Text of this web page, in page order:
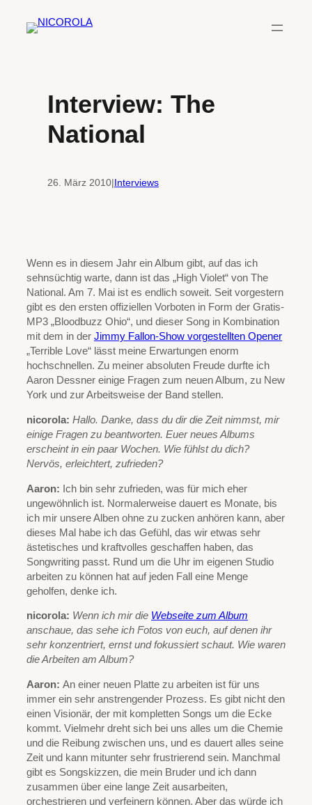
Inhalt
Interview: The
National
26. März 2010|Interviews
Wenn es in diesem Jahr ein Album gibt, auf das ich
sehnsüchtig warte, dann ist das „High Violet“ von The
National. Am 7. Mai ist es endlich soweit. Seit vorgestern
gibt es den ersten offiziellen Vorboten in Form der Gratis-
MP3 „Bloodbuzz Ohio“, und dieser Song in Kombination
mit dem in der Jimmy Fallon-Show vorgestellten Opener
„Terrible Love“ lässt meine Erwartungen enorm
hochschnellen. Zu meiner absoluten Freude durfte ich
Aaron Dessner einige Fragen zum neuen Album, zu New
York und zur Arbeitsweise der Band stellen.
nicorola: Hallo. Danke, dass du dir die Zeit nimmst, mir
einige Fragen zu beantworten. Euer neues Albums
erscheint in ein paar Wochen. Wie fühlst du dich?
Nervös, erleichtert, zufrieden?
Aaron: Ich bin sehr zufrieden, was für mich eher
ungewöhnlich ist. Normalerweise dauert es Monate, bis
ich mir unsere Alben ohne zu zucken anhören kann, aber
dieses Mal habe ich das Gefühl, das wir etwas sehr
ästetisches und kraftvolles geschaffen haben, das
Songwriting passt. Rund um die Uhr im eigenen Studio
arbeiten zu können hat auf jeden Fall eine Menge
geholfen, denke ich.
nicorola: Wenn ich mir die Webseite zum Album
anschaue, das sehe ich Fotos von euch, auf denen ihr
sehr konzentriert, ernst und fokussiert schaut. Wie waren
die Arbeiten am Album?
Aaron: An einer neuen Platte zu arbeiten ist für uns
immer ein sehr anstrengender Prozess. Es gibt nicht den
einen Visionär, der mit kompletten Songs um die Ecke
kommt. Vielmehr dreht sich bei uns alles um die Chemie
und die Reibung zwischen uns, und es dauert alles seine
Zeit und kann mitunter sehr frustrierend sein. Manchmal
gibt es Songskizzen, die mein Bruder und ich dann
zusammen über eine lange Zeit ausarbeiten,
orchestrieren und verfeinern können. Aber das würde ich